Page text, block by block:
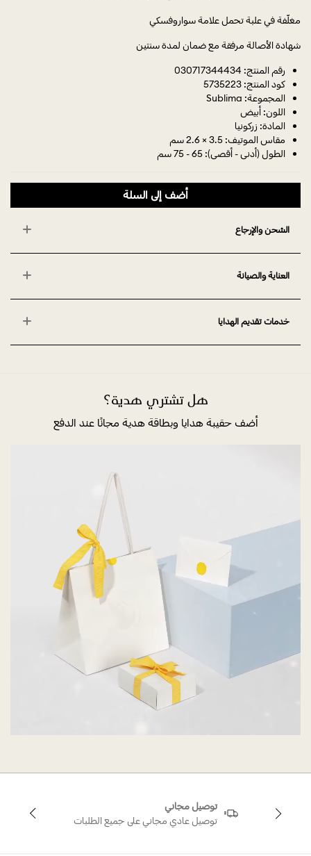
مغلّفة في علبة تحمل علامة سواروفسكي
شهادة الأصالة مرفقة مع ضمان لمدة سنتين
رقم المنتج: 030717344434
كود المنتج: 5735223
المجموعة: Sublima
اللون: أبيض
المادة: زركونيا
مقاس الموتيف: 3.5 × 2.6 سم
الطول (أدنى - أقصى): 65 - 75 سم
أضف إلى السلة
الشحن والإرجاع
العناية والصيانة
خدمات تقديم الهدايا
هل تشتري هدية؟
أضف حقيبة هدايا وبطاقة هدية مجانًا عند الدفع
توصيل مجاني
توصيل عادي مجاني على جميع الطلبات